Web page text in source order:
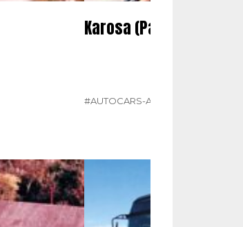
Karosa (Partie 2)
#AUTOCARS-AUTOBUS